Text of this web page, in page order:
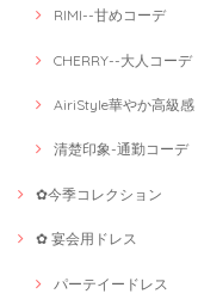
RIMI--甘めコーデ
CHERRY--大人コーデ
AiriStyle華やか高級感
清楚印象-通勤コーデ
✿今季コレクション
✿ 宴会用ドレス
パーテイードレス